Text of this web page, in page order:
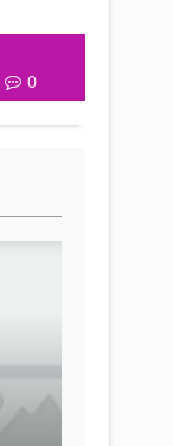
0